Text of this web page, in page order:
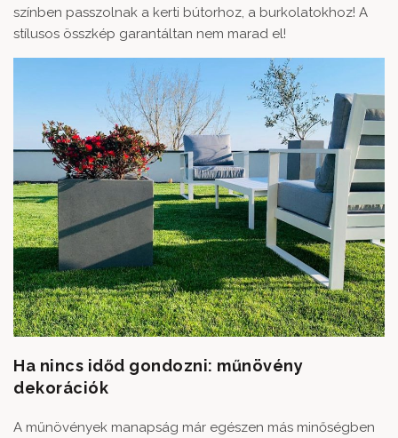
színben passzolnak a kerti bútorhoz, a burkolatokhoz! A
stílusos összkép garantáltan nem marad el!
Ha nincs időd gondozni: műnövény
dekorációk
A műnövények manapság már egészen más minőségben